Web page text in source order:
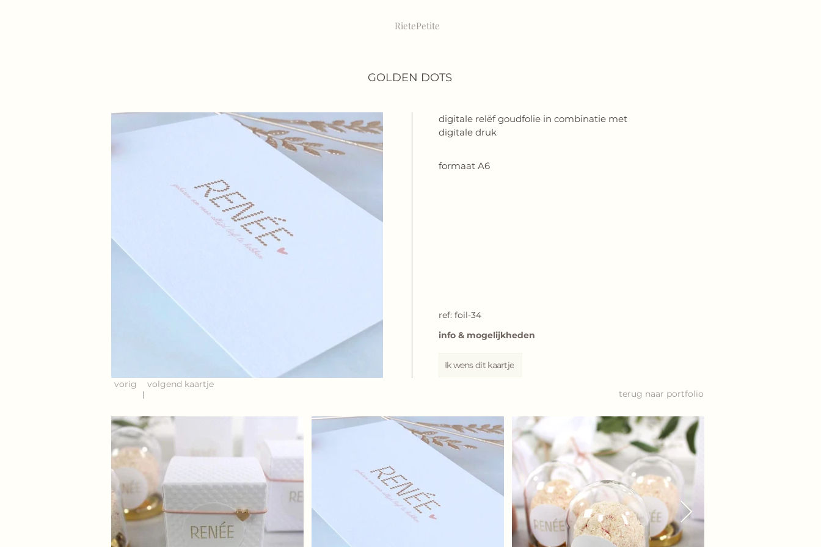
RietePetite
GOLDEN DOTS
digitale relëf goudfolie in combinatie met
digitale druk
formaat A6
Ik wens dit kaartje
ref: foil-34
info & mogelijkheden
vorig
volgend kaartje
terug naar portfolio